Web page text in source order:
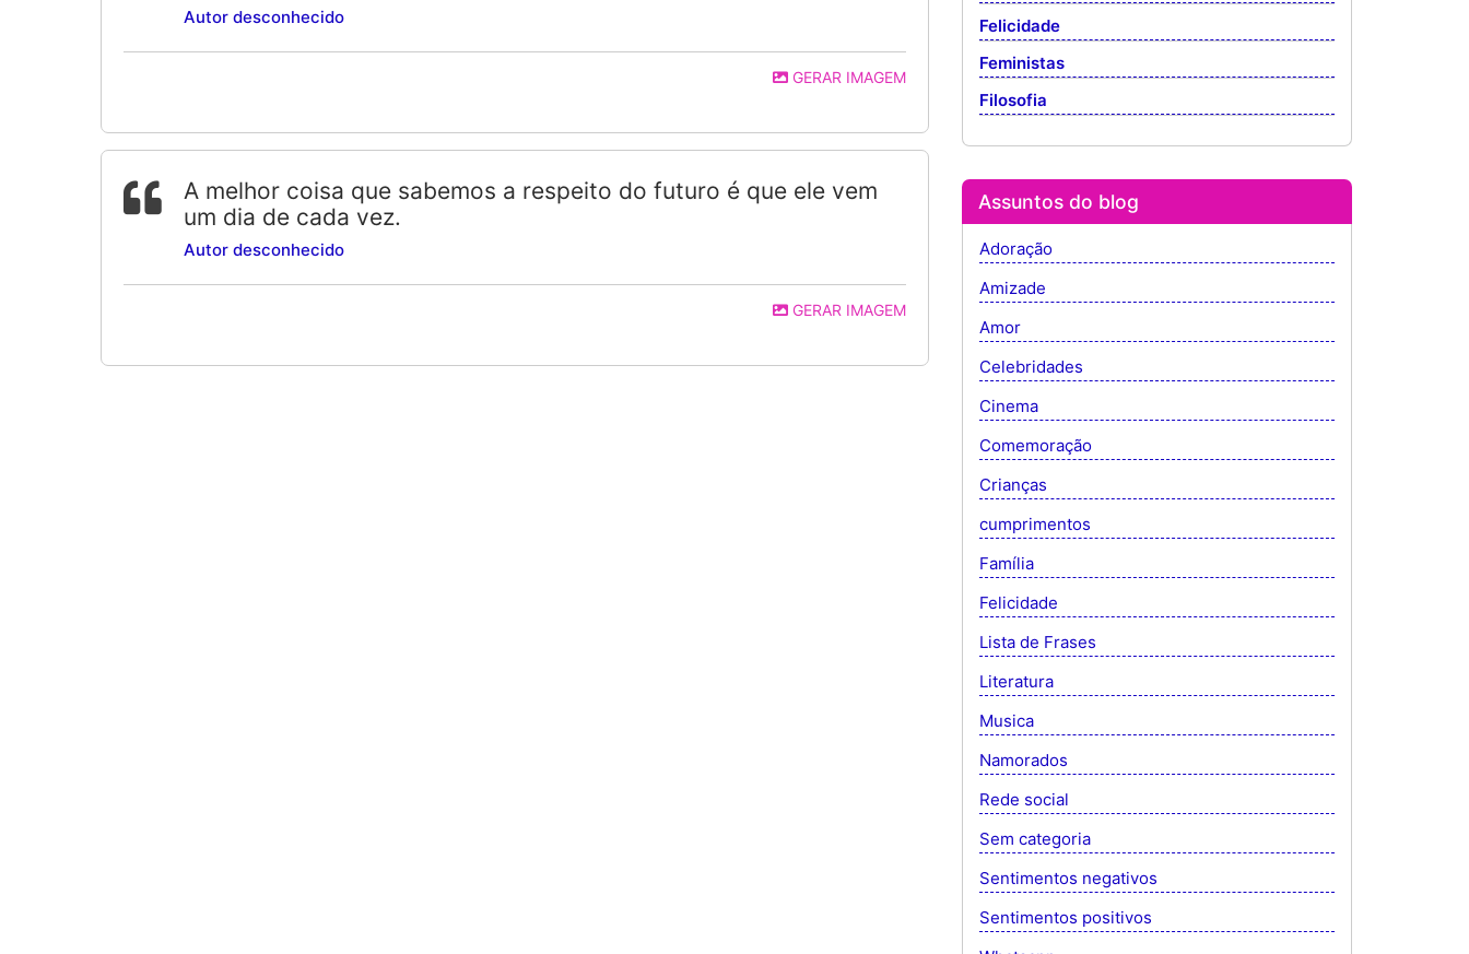
Autor desconhecido
GERAR IMAGEM
A melhor coisa que sabemos a respeito do futuro é que ele vem
um dia de cada vez.
Autor desconhecido
GERAR IMAGEM
Felicidade
Feministas
Filosofia
Assuntos do blog
Adoração
Amizade
Amor
Celebridades
Cinema
Comemoração
Crianças
cumprimentos
Família
Felicidade
Lista de Frases
Literatura
Musica
Namorados
Rede social
Sem categoria
Sentimentos negativos
Sentimentos positivos